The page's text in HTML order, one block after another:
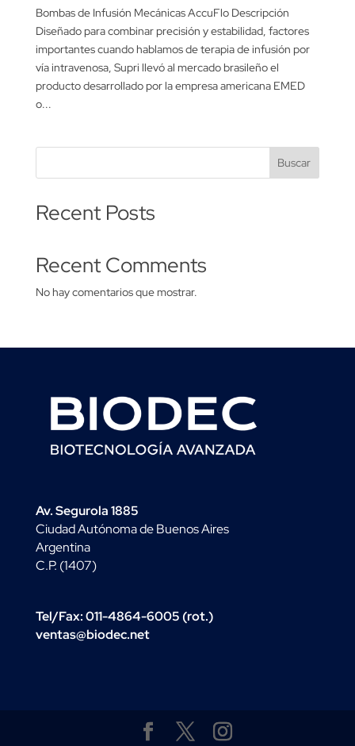
Bombas de Infusión Mecánicas AccuFlo Descripción
Diseñado para combinar precisión y estabilidad, factores
importantes cuando hablamos de terapia de infusión por
vía intravenosa, Supri llevó al mercado brasileño el
producto desarrollado por la empresa americana EMED
o...
Buscar
Recent Posts
Recent Comments
No hay comentarios que mostrar.
Av. Segurola 1885
Ciudad Autónoma de Buenos Aires
Argentina
C.P. (1407)
Tel/Fax: 011-4864-6005 (rot.)
ventas@biodec.net